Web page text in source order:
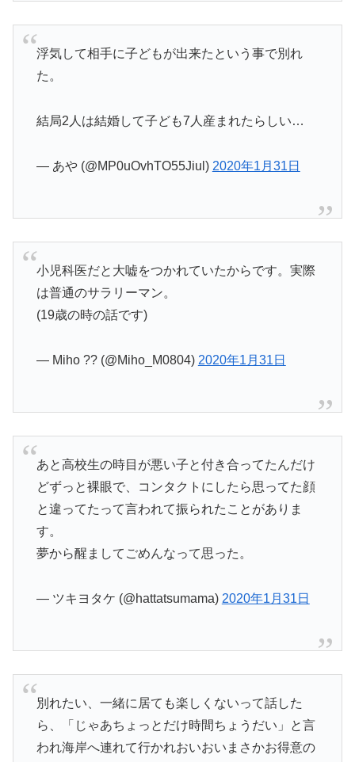
浮気して相手に子どもが出来たという事で別れ
た。
結局2人は結婚して子ども7人産まれたらしい…
— あや (@MP0uOvhTO55Jiul) 2020年1月31日
小児科医だと大嘘をつかれていたからです。実際
は普通のサラリーマン。
(19歳の時の話です)
— Miho ?? (@Miho_M0804) 2020年1月31日
あと高校生の時目が悪い子と付き合ってたんだけ
どずっと裸眼で、コンタクトにしたら思ってた顔
と違ってたって言われて振られたことがありま
す。
夢から醒ましてごめんなって思った。
— ツキヨタケ (@hattatsumama) 2020年1月31日
別れたい、一緒に居ても楽しくないって話した
ら、「じゃあちょっとだけ時間ちょうだい」と言
われ海岸へ連れて行かれおいおいまさかお得意の